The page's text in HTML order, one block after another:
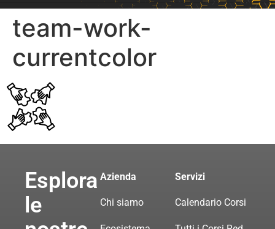
team-work-
currentcolor
Esplora
le
Azienda
Chi siamo
Servizi
Calendario Corsi